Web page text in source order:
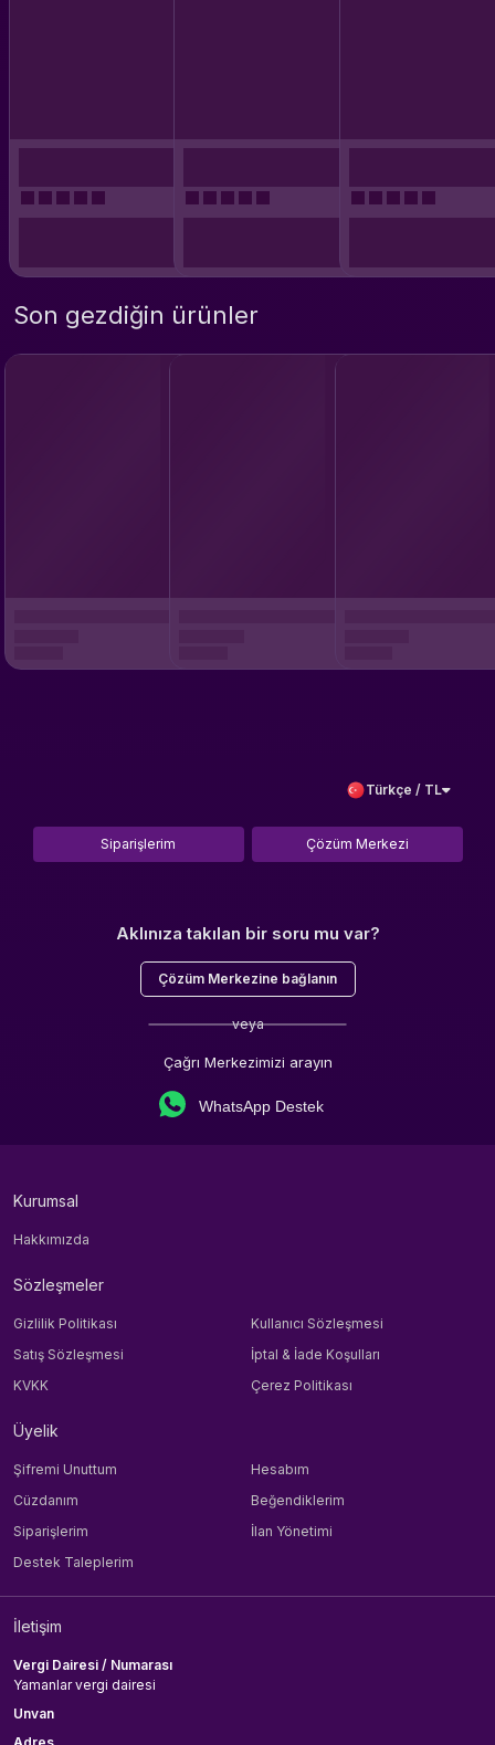
Son gezdiğin ürünler
Türkçe / TL
Siparişlerim Çözüm Merkezi
Aklınıza takılan bir soru mu var?
Çözüm Merkezine bağlanın
veya
Çağrı Merkezimizi arayın
WhatsApp Destek
Kurumsal
Hakkımızda
Sözleşmeler
Gizlilik Politikası
Kullanıcı Sözleşmesi
Satış Sözleşmesi
İptal & İade Koşulları
KVKK
Çerez Politikası
Üyelik
Şifremi Unuttum
Hesabım
Cüzdanım
Beğendiklerim
Siparişlerim
İlan Yönetimi
Destek Taleplerim
İletişim
Vergi Dairesi / Numarası
Yamanlar vergi dairesi
Unvan